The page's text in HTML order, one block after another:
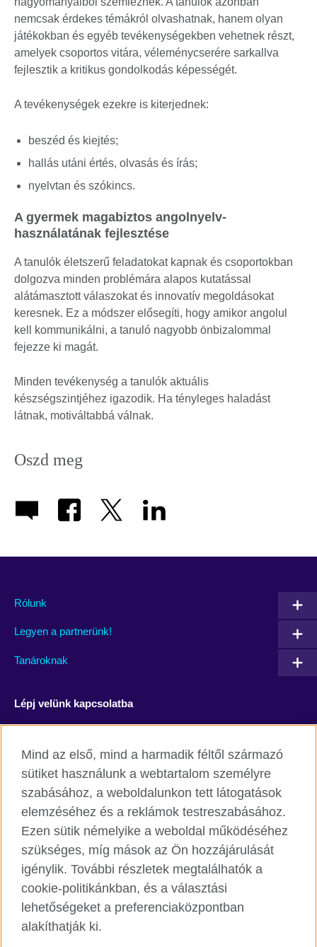
nemcsak érdekes témákról olvashatnak, hanem olyan
játékokban és egyéb tevékenységekben vehetnek részt,
amelyek csoportos vitára, véleménycserére sarkallva
fejlesztik a kritikus gondolkodás képességét.
A tevékenységek ezekre is kiterjednek:
beszéd és kiejtés;
hallás utáni értés, olvasás és írás;
nyelvtan és szókincs.
A gyermek magabiztos angolnyelv-
használatának fejlesztése
A tanulók életszerű feladatokat kapnak és csoportokban
dolgozva minden problémára alapos kutatással
alátámasztott válaszokat és innovatív megoldásokat
keresnek. Ez a módszer elősegíti, hogy amikor angolul
kell kommunikálni, a tanuló nagyobb önbizalommal
fejezze ki magát.
Minden tevékenység a tanulók aktuális
készségszintjéhez igazodik. Ha tényleges haladást
látnak, motiváltabbá válnak.
Oszd meg
Rólunk
Legyen a partnerünk!
Tanároknak
Lépj velünk kapcsolatba
Instagram Blog
RSS TikTok
British Council világszerte
Adatvédelmi szabályzat
Cookie
Honlaptérkép
Mind az első, mind a harmadik féltől származó
sütiket használunk a webtartalom személyre
szabásához, a weboldalunkon tett látogatások
elemzéséhez és a reklámok testreszabásához.
Ezen sütik némelyike a weboldal működéséhez
szükséges, míg mások az Ön hozzájárulását
igénylik. További részletek megtalálhatók a
cookie-politikánkban, és a választási
lehetőségeket a preferenciaközpontban
alakíthatják ki.